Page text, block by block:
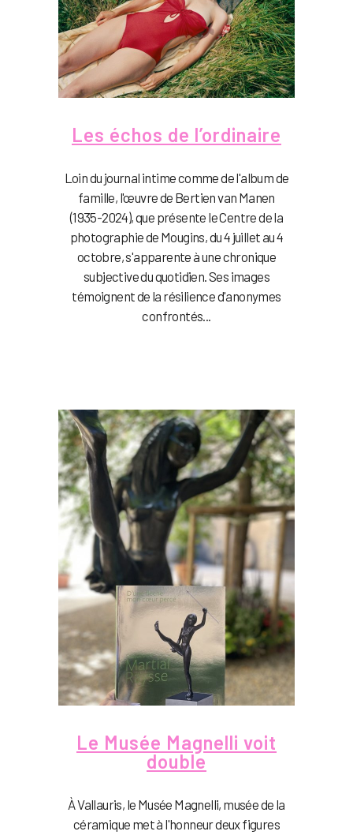
Les échos de l’ordinaire
Loin du journal intime comme de l'album de
famille, l'œuvre de Bertien van Manen
(1935-2024), que présente le Centre de la
photographie de Mougins, du 4 juillet au 4
octobre, s'apparente à une chronique
subjective du quotidien. Ses images
témoignent de la résilience d'anonymes
confrontés...
Le Musée Magnelli voit
double
À Vallauris, le Musée Magnelli, musée de la
céramique met à l'honneur deux figures